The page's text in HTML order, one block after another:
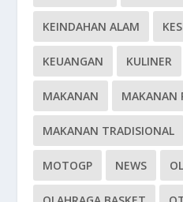
KEINDAHAN ALAM
KEUANGAN KULINER
MAKANAN MAKANAN
MAKANAN TRADISIONAL
MOTOGP NEWS